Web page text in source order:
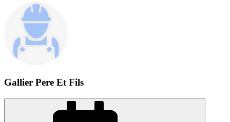
Gallier Pere Et Fils